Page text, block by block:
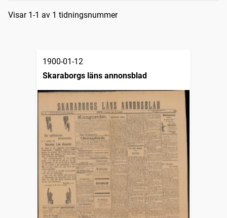
Sökresultat
Visar 1-1 av 1 tidningsnummer
1900-01-12
Skaraborgs läns annonsblad